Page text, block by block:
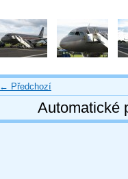
← Předchozí
Automatické